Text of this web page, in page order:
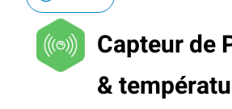
Capteur de
&